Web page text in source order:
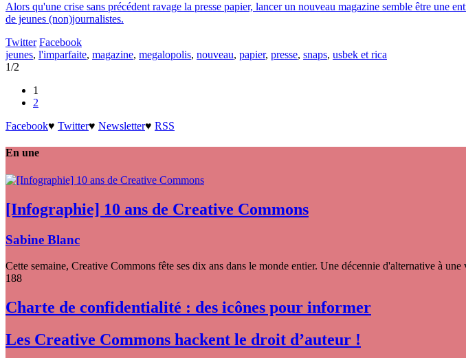
Alors qu'une crise sans précédent ravage la presse papier, lancer un nouveau magazine semble être une
de jeunes (non)journalistes.
Twitter Facebook
jeunes, l'imparfaite, magazine, megalopolis, nouveau, papier, presse, snaps, usbek et rica
1/2
1
2
Facebook♥ Twitter♥ Newsletter♥ RSS
En une
[Infographie] 10 ans de Creative Commons
Sabine Blanc
Cette semaine, Creative Commons fête ses dix ans dans le monde entier. Une décennie d'alternative à
188
Charte de confidentialité : des icônes pour informer
Les Creative Commons hackent le droit d’auteur !